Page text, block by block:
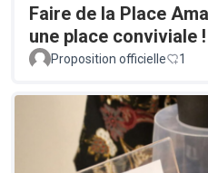
Faire de la Place
une place conviviale !
Proposition officielle 1